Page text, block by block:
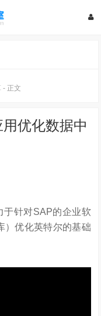
- 正文
优化数据中
于针对SAP的企业软
）优化英特尔的基础